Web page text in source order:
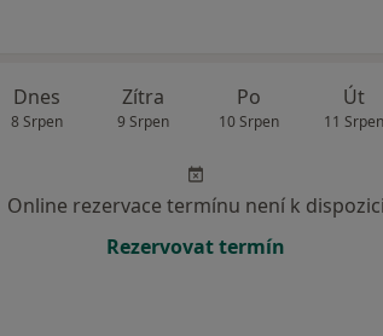
Dnes
8 Srpen
Zítra
9 Srpen
Po
10 Srpen
Út
11 Srpen
Online rezervace termínu není k dispozici
Rezervovat termín